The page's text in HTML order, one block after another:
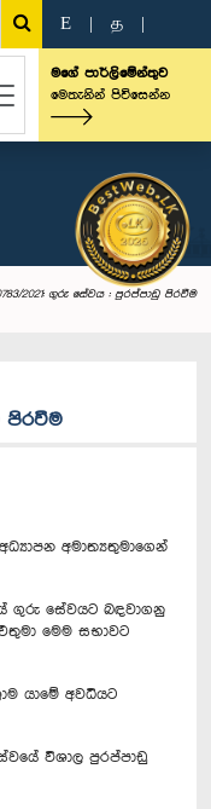
E த
මගේ පාර්ලිමේන්තුව
මෙතැනින් පිවිසෙන්න
2021: ගුරු සේවය : පුරප්පාඩු පිරවීම
පිරවීම
අමාත්‍යතුමාගෙන්
ගුරු සේවයට බඳවාගනු
මෙම සභාවට
යාමේ අවධියට
විශාල පුරප්පාඩු